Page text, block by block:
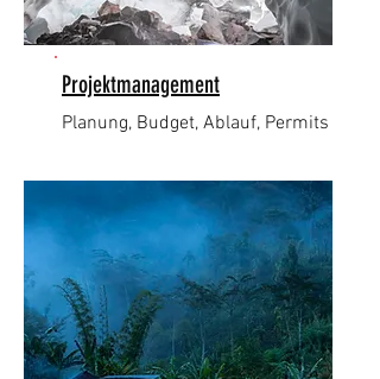
Projektmanagement
Planung, Budget, Ablauf, Permits